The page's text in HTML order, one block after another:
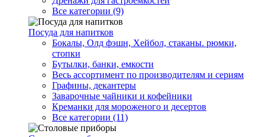
Все категории (9)
Посуда для напитков
Бокалы, Олд фэшн, Хейбол, стаканы. рюмки,
стопки
Бутылки, банки, емкости
Весь ассортимент по производителям и сериям
Графины, декантеры
Заварочные чайники и кофейники
Креманки для мороженого и десертов
Все категории (11)